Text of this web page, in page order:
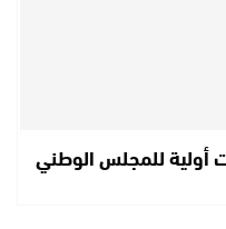
أولية للمجلس الوطني